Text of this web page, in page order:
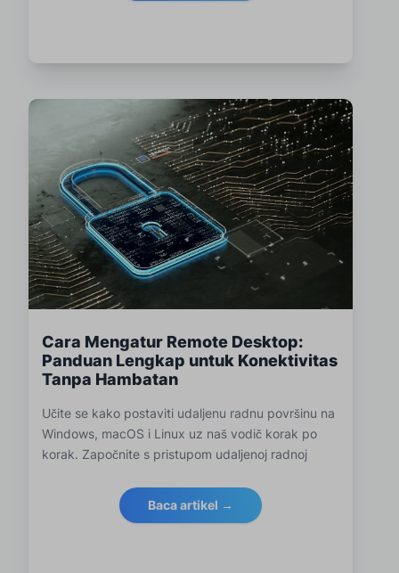
Cara Mengatur Remote Desktop:
Panduan Lengkap untuk Konektivitas
Tanpa Hambatan
Učite se kako postaviti udaljenu radnu površinu na
Windows, macOS i Linux uz naš vodič korak po
korak. Započnite s pristupom udaljenoj radnoj
bilo kojeg mjesta, uz poboljšanu sigurnost,
rješavanje problema i značajke nadzora iz RDS
Baca artikel →